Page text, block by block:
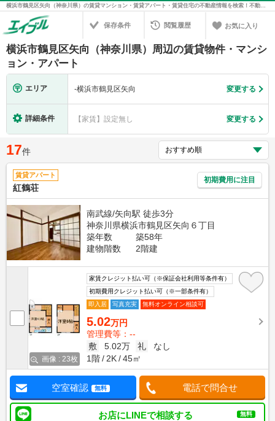
横浜市鶴見区矢向（神奈川県）の賃貸マンション・賃貸アパート・賃貸住宅の不動産情報を検索！不動産賃貸の物件探しは、お部屋探しのエイブル
保存条件 閲覧履歴 お気に入り
横浜市鶴見区矢向（神奈川県）周辺の賃貸物件・マンシ
ョン・アパート
エリア -横浜市鶴見区矢向 変更する
詳細条件 【家賃】設定無し 変更する
17件
賃貸アパート
紅鶴荘
初期費用に注目
南武線/矢向駅 徒歩3分
神奈川県横浜市鶴見区矢向６丁目
築年数
築58年
建物階数
2階建
画像 : 23枚
家賃クレジット払い可（※保証会社利用等条件有）
初期費用クレジット払い可（※一部条件有）
即入居
写真充実 無料オンライン相談可
5.02万円
管理費等：--
敷
5.02万 礼
なし
1階
2K 45㎡
空室確認 無料 電話で問合せ
お店にLINEで相談する 無料